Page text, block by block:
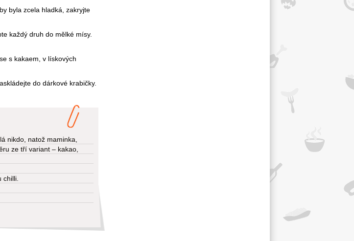
byla zcela hladká, zakryjte
každý druh do mělké mísy.
s kakaem, v lískových
do dárkové krabičky.
nikdo, natož maminka,
ze tří variant – kakao,
chilli.